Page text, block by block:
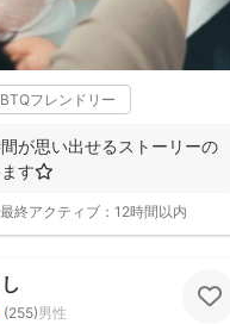
フレンドリー
が思い出せるストーリーの
す⭐️
最終アクティブ： 12時間以内
(255)男性